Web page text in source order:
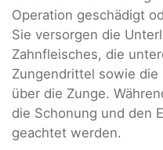
Operation geschädigt
Sie versorgen die
Zahnfleisches, die
Zungendrittel sowie die
über die Zunge.
die Schonung und den
geachtet werden.